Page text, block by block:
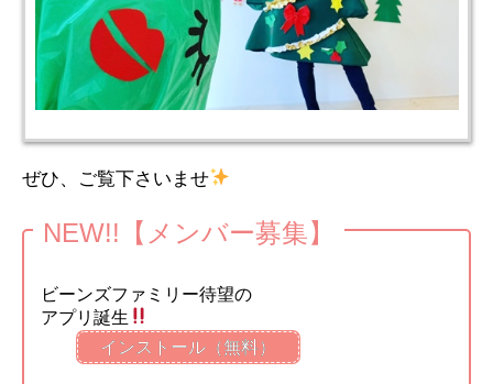
ぜひ、ご覧下さいませ
NEW!!【メンバー募集】
ビーンズファミリー待望の
アプリ誕生
インストール（無料）